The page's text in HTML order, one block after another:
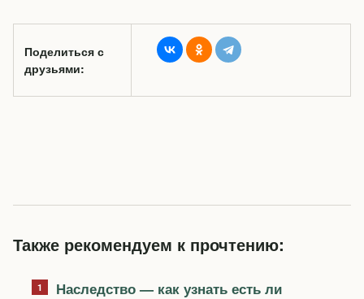
Поделиться с
друзьями:
Также рекомендуем к прочтению:
Наследство — как узнать есть ли